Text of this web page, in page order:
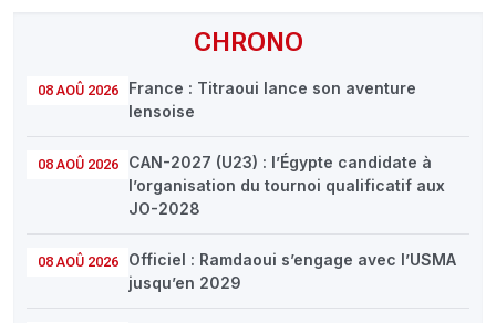
CHRONO
08 AOÛ 2026
France : Titraoui lance son aventure
lensoise
08 AOÛ 2026
CAN-2027 (U23) : l’Égypte candidate à
l’organisation du tournoi qualificatif aux
JO-2028
08 AOÛ 2026
Officiel : Ramdaoui s’engage avec l’USMA
jusqu’en 2029